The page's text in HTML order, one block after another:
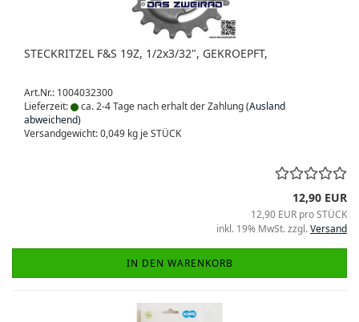
STECKRITZEL F&S 19Z, 1/2x3/32", GEKROEPFT,
Art.Nr.: 1004032300
Lieferzeit:
ca. 2-4 Tage nach erhalt der Zahlung(Ausland
abweichend)
Versandgewicht:0,049 kg je STÜCK
12,90 EUR
12,90 EUR pro STÜCK
inkl. 19% MwSt. zzgl.Versand
IN DEN WARENKORB